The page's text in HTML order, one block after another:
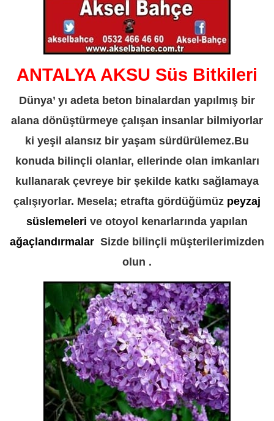
ANTALYA AKSU Süs Bitkileri
Dünya’ yı adeta beton binalardan yapılmış bir
alana dönüştürmeye çalışan insanlar bilmiyorlar
ki yeşil alansız bir yaşam sürdürülemez.Bu
konuda bilinçli olanlar, ellerinde olan imkanları
kullanarak çevreye bir şekilde katkı sağlamaya
çalışıyorlar. Mesela; etrafta gördüğümüz peyzaj
süslemeleri ve otoyol kenarlarında yapılan
ağaçlandırmalar Sizde bilinçli müşterilerimizden
olun .